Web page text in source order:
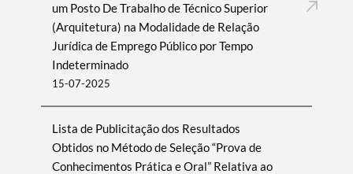
um Posto De Trabalho de Técnico Superior
(Arquitetura) na Modalidade de Relação
Jurídica de Emprego Público por Tempo
Indeterminado
15-07-2025
Lista de Publicitação dos Resultados
Obtidos no Método de Seleção “Prova de
Conhecimentos Prática e Oral” Relativa ao